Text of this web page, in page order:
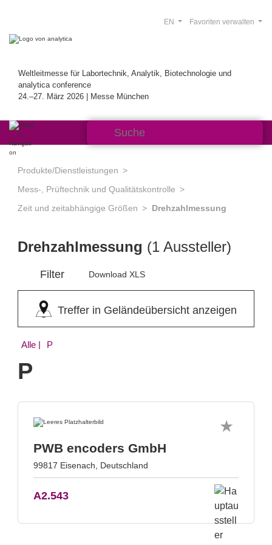
Weltleitmesse für Labortechnik, Analytik, Biotechnologie und
analytica conference
24.–27. März 2026 | Messe München
Favoriten verwalten
EN
Produkte/Dienstleistungen
Mess-, Prüftechnik und Qualitätskontrolle
Zeit und zeitabhängige Größen
Drehzahlmessung
Drehzahlmessung (1 Aussteller)
Filter Download XLS
Treffer in Geländeübersicht anzeigen
Alle | P
P
PWB encoders GmbH
99817 Eisenach, Deutschland
A2.543